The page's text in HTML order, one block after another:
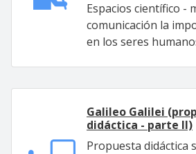
Espacios científico -
comunicación la
en los seres
Galileo Galilei
didáctica - parte II)
Propuesta didáctica